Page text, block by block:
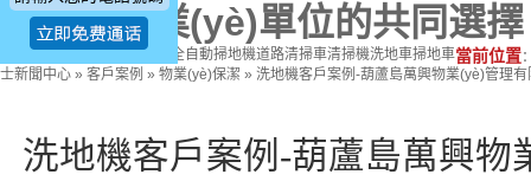
潔、企業(yè)單位的共同選擇
熱門關鍵詞：駕駛式掃地機 全自動掃地機道路清掃車清掃機洗地車掃地車當前位置
士新聞中心 » 客戶案例 » 物業(yè)保潔 » 洗地機客戶案例-葫蘆島萬興物業(yè)管理有
洗地機客戶案例-葫蘆島萬興物